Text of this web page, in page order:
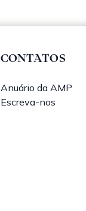
CONTATOS
Anuário da AMP
Escreva-nos